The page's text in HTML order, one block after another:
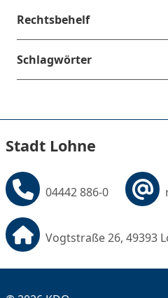
Rechtsbehelf
Schlagwörter
Stadt Lohne
04442 886-0
Vogtstraße 26, 49393